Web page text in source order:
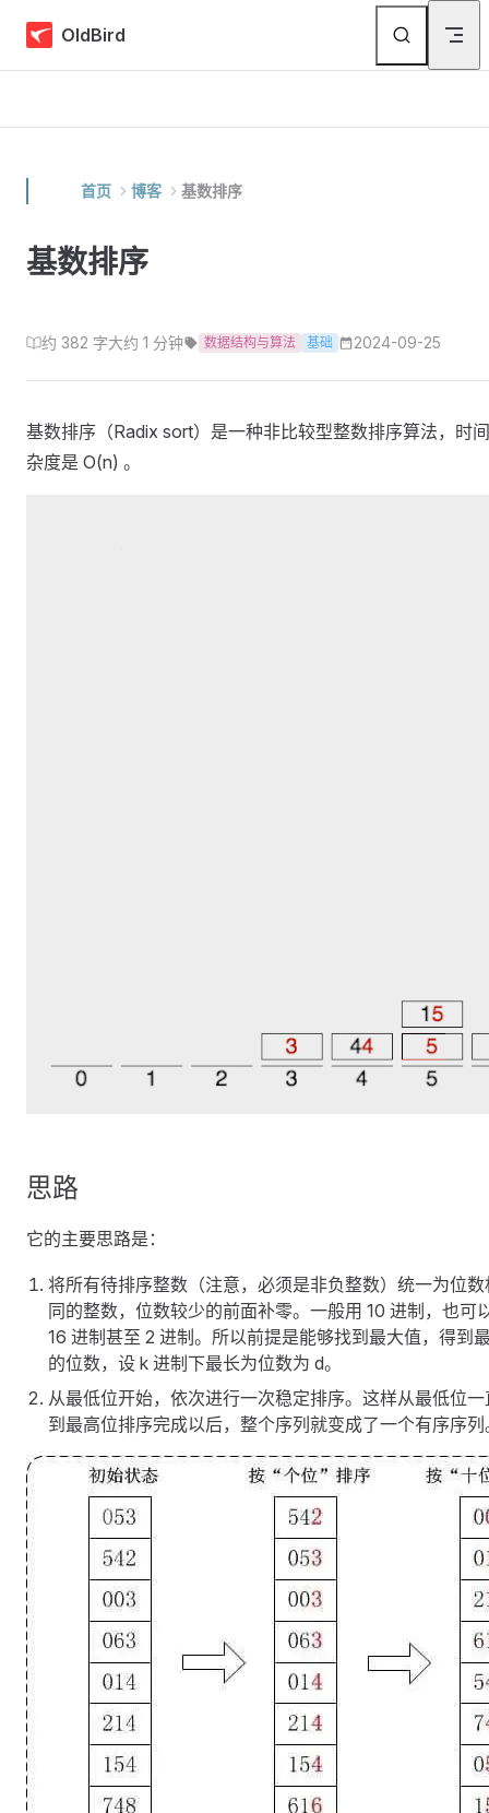
Skip to content
OldBird
首页 博客 基数排序
基数排序
约 382 字大约 1 分钟 数据结构与算法 基础 2024-09-25
基数排序（Radix sort）是一种非比较型整数排序算法，时
杂度是 O(n) 。
思路
它的主要思路是：
将所有待排序整数（注意，必须是非负整数）统一为位数
同的整数，位数较少的前面补零。一般用 10 进制，也可
16 进制甚至 2 进制。所以前提是能够找到最大值，得到
的位数，设 k 进制下最长为位数为 d。
从最低位开始，依次进行一次稳定排序。这样从最低位一
到最高位排序完成以后，整个序列就变成了一个有序序列